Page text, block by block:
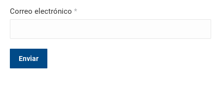
Correo electrónico *